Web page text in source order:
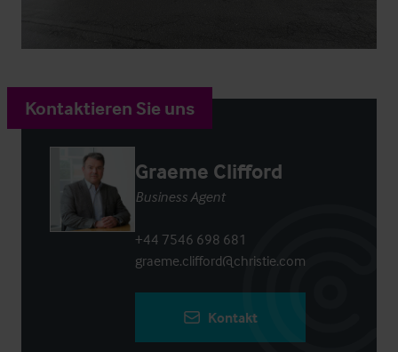
Kontaktieren Sie uns
Graeme Clifford
Business Agent
+44 7546 698 681
graeme.clifford@christie.com
Kontakt